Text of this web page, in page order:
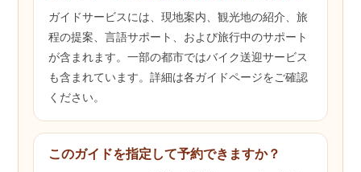
ガイドサービスには、現地案内、観光地の紹介、旅
程の提案、言語サポート、および旅行中のサポート
が含まれます。一部の都市ではバイク送迎サービス
も含まれています。詳細は各ガイドページをご確認
ください。
このガイドを指定して予約できますか？